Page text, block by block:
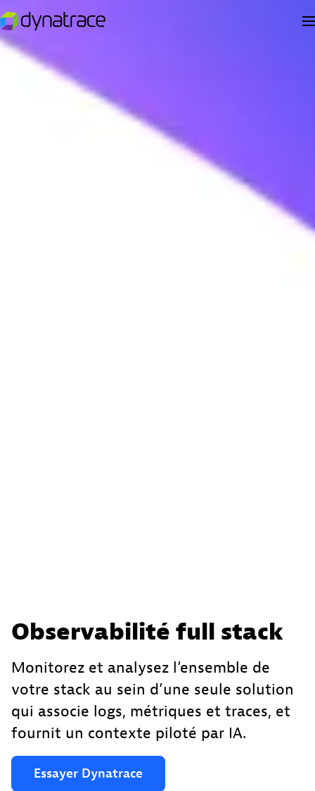
Observabilité full stack
Monitorez et analysez l’ensemble de
votre stack au sein d’une seule solution
qui associe logs, métriques et traces, et
fournit un contexte piloté par IA.
Essayer Dynatrace